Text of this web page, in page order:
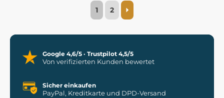
1 2
Google 4,6/5 · Trustpilot 4,5/5
Von verifizierten Kunden bewertet
Sicher einkaufen
PayPal, Kreditkarte und DPD-Versand